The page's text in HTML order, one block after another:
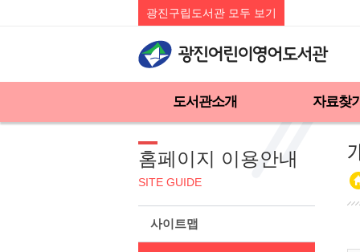
광진구립도서관 모두 보기
도서관소개 자료찾
홈페이지 이용안내
SITE GUIDE
사이트맵